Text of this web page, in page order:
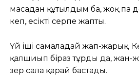
масадан құтылдым ба, жоқ па
кеп, есікті серпе жапты.
Үй іші самаладай жап-жарық.
қалшиып біраз тұрды да, жан-
зер сала қарай бастады.